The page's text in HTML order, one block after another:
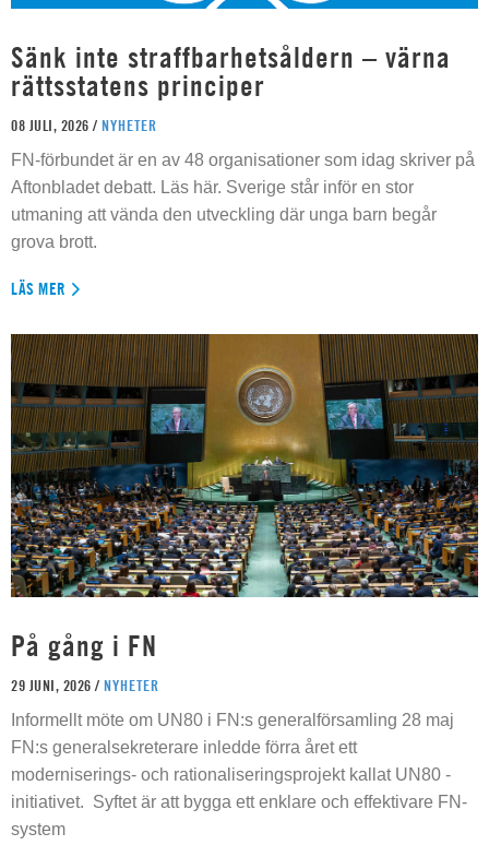
Sänk inte straffbarhetsåldern – värna
rättsstatens principer
08 JULI, 2026 / NYHETER
FN-förbundet är en av 48 organisationer som idag skriver på
Aftonbladet debatt. Läs här. Sverige står inför en stor
utmaning att vända den utveckling där unga barn begår
grova brott.
LÄS MER
På gång i FN
29 JUNI, 2026 / NYHETER
Informellt möte om UN80 i FN:s generalförsamling 28 maj
FN:s generalsekreterare inledde förra året ett
moderniserings- och rationaliseringsprojekt kallat UN80 -
initiativet. Syftet är att bygga ett enklare och effektivare FN-
system